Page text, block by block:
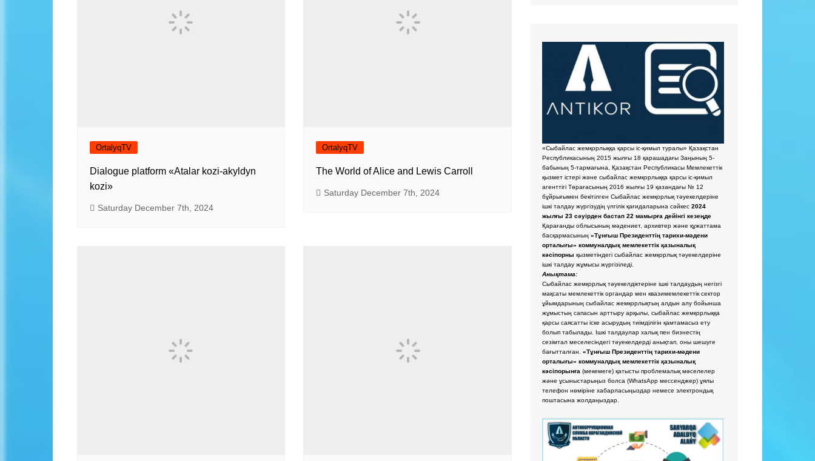
OrtalyqTV
Dialogue platform «Atalar kozi-akyldyn
kozi»
Saturday December 7th, 2024
OrtalyqTV
The World of Alice and Lewis Carroll
Saturday December 7th, 2024
«Сыбайлас жемқорлыққа қарсы іс-қимыл туралы» Қазақстан
Республикасының 2015 жылғы 18 қарашадағы Заңының 5-
бабының 5-тармағына, Қазақстан Республикасы Мемлекеттік
қызмет істері және сыбайлас жемқорлыққа қарсы іс-қимыл
агенттігі Төрағасының 2016 жылғы 19 қазандағы № 12
бұйрығымен бекітілген Сыбайлас жемқорлық тәуекелдеріне
ішкі талдау жүргізудің үлгілік қағидаларына сәйкес2024
жылғы 23 сәуірден бастап 22 мамырға дейінгі кезеңде
Қарағанды облысының мәдениет, архивтер және құжаттама
басқармасының «Тұнғыш Президенттің тарихи-мәдени
орталығы» коммуналдық мемлекеттік қазыналық
кәсіпорны қызметіндегі сыбайлас жемқорлық тәуекелдеріне
ішкі талдау жұмысы жүргізіледі.
Анықтама:
Сыбайлас жемқорлық тәуекелдіктеріне ішкі талдаудың негізгі
мақсаты мемлекеттік органдар мен квазимемлекеттік сектор
ұйымдарының сыбайлас жемқорлықтың алдын алу бойынша
жұмыстың сапасын арттыру арқылы, сыбайлас жемқорлыққа
қарсы саясатты іске асырудың тиімділігін қамтамасыз ету
болып табылады. Ішкі талдаулар халық пен бизнестің
сезімтал меселесіндегі тәуекелдерді анықтап, оны шешуге
бағытталған. «Тұнғыш Президенттің тарихи-мәдени
орталығы» коммуналдық мемлекеттік қазыналық
кәсіпорынға(мекемеге) қатысты проблемалық мәселелер
және ұсыныстарыңыз болса (WhatsApp мессенджер) ұялы
телефон нөміріне хабарласыңыздар немесе электрондық
поштасына жолдаңыздар.